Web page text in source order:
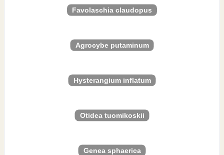
Favolaschia claudopus
Agrocybe putaminum
Hysterangium inflatum
Otidea tuomikoskii
Genea sphaerica